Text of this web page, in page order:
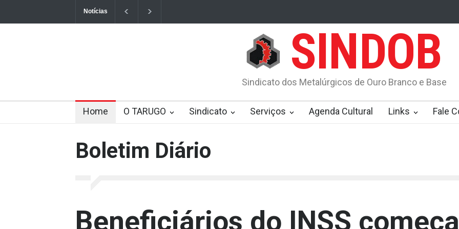
Notícias
prorroga o prazo da declaração do imposto de renda Declaração deste ano poderá ser enviada até 31 de maio de 2022 Agressão de
SINDOB
Sindicato dos Metalúrgicos de Ouro Branco e Base
Home O TARUGO Sindicato Serviços Agenda Cultural Links Fale
Boletim Diário
Beneficiários do INSS